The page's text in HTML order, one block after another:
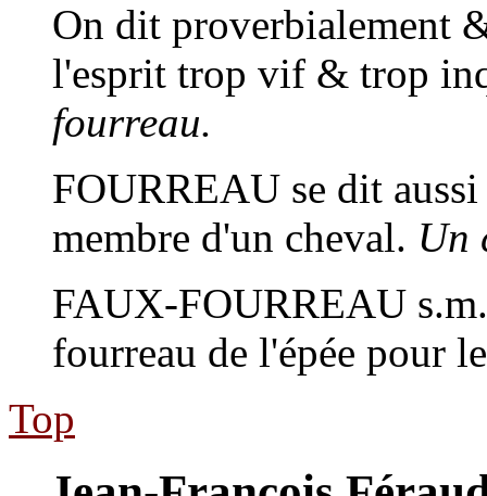
On dit proverbialement
l'esprit trop vif & trop
fourreau.
FOURREAU se dit
membre d'un cheval. Un
FAUX-FOURREAU
fourreau de l'épée pour
Top